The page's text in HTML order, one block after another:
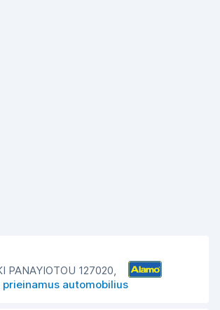
PANAYIOTOU 127020,
prieinamus automobilius